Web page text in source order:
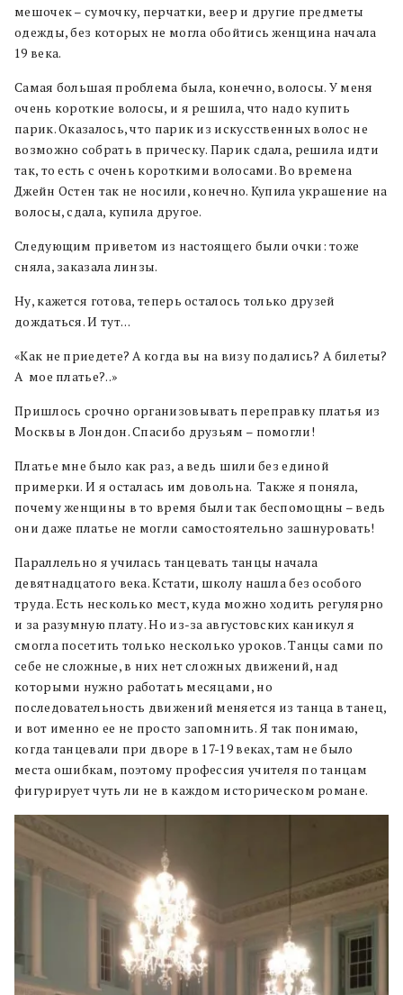
мешочек – сумочку, перчатки, веер и другие предметы
одежды, без которых не могла обойтись женщина начала
19 века.
Самая большая проблема была, конечно, волосы. У меня
очень короткие волосы, и я решила, что надо купить
парик. Оказалось, что парик из искусственных волос не
возможно собрать в прическу. Парик сдала, решила идти
так, то есть с очень короткими волосами. Во времена
Джейн Остен так не носили, конечно. Купила украшение на
волосы, сдала, купила другое.
Следующим приветом из настоящего были очки: тоже
сняла, заказала линзы.
Ну, кажется готова, теперь осталось только друзей
дождаться. И тут…
«Как не приедете? А когда вы на визу подались? А билеты?
А мое платье?..»
Пришлось срочно организовывать переправку платья из
Москвы в Лондон. Спасибо друзьям – помогли!
Платье мне было как раз, а ведь шили без единой
примерки. И я осталась им довольна. Также я поняла,
почему женщины в то время были так беспомощны – ведь
они даже платье не могли самостоятельно зашнуровать!
Параллельно я училась танцевать танцы начала
девятнадцатого века. Кстати, школу нашла без особого
труда. Есть несколько мест, куда можно ходить регулярно
и за разумную плату. Но из-за августовских каникул я
смогла посетить только несколько уроков. Танцы сами по
себе не сложные, в них нет сложных движений, над
которыми нужно работать месяцами, но
последовательность движений меняется из танца в танец,
и вот именно ее не просто запомнить. Я так понимаю,
когда танцевали при дворе в 17-19 веках, там не было
места ошибкам, поэтому профессия учителя по танцам
фигурирует чуть ли не в каждом историческом романе.